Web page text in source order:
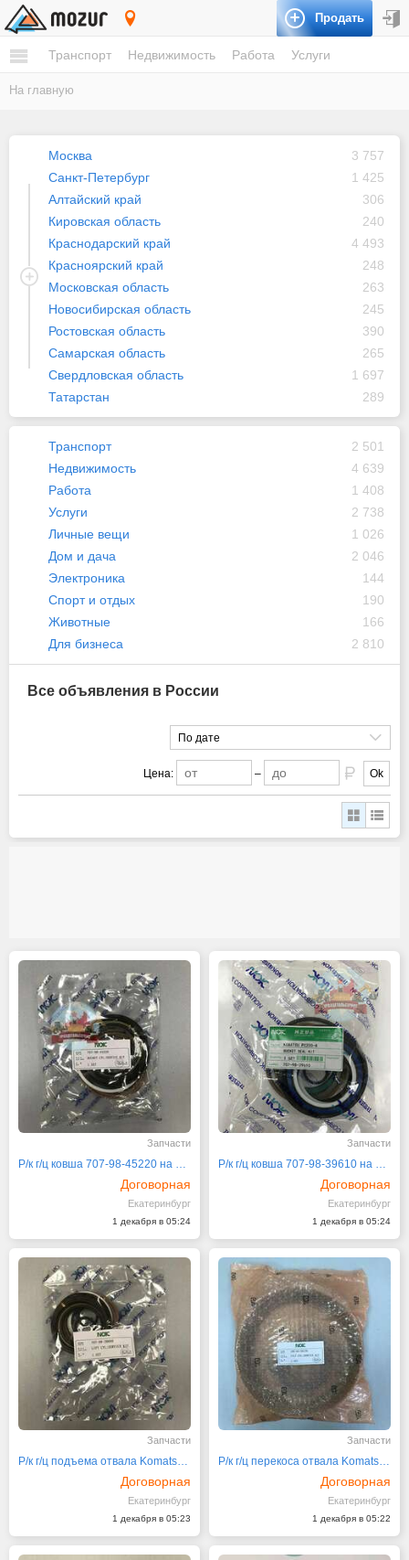
Продать
Транспорт Недвижимость Работа Услуги
На главную
Москва
3 757
Санкт-Петербург
1 425
Алтайский край
306
Кировская область
240
Краснодарский край
4 493
Красноярский край
248
Московская область
263
Новосибирская область
245
Ростовская область
390
Самарская область
265
Свердловская область
1 697
Татарстан
289
Транспорт
2 501
Недвижимость
4 639
Работа
1 408
Услуги
2 738
Личные вещи
1 026
Дом и дача
2 046
Электроника
144
Спорт и отдых
190
Животные
166
Для бизнеса
2 810
Все объявления в России
По дате
Цена: – Ok
Запчасти
Р/к г/ц ковша 707-98-45220 на Komatsu
Договорная
Екатеринбург
1 декабря в 05:24
Запчасти
Р/к г/ц ковша 707-98-39610 на Komatsu PC200-8
Договорная
Екатеринбург
1 декабря в 05:24
Запчасти
Р/к г/ц подъема отвала Komatsu D65E-12 707-98-28600
Договорная
Екатеринбург
1 декабря в 05:23
Запчасти
Р/к г/ц перекоса отвала Komatsu D355A-3 195-63-05130
Договорная
Екатеринбург
1 декабря в 05:22